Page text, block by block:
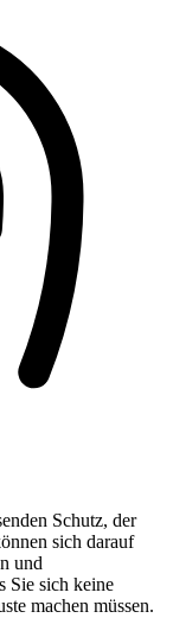
Schutz, der
sich darauf
und
Sie sich keine
machen müssen.